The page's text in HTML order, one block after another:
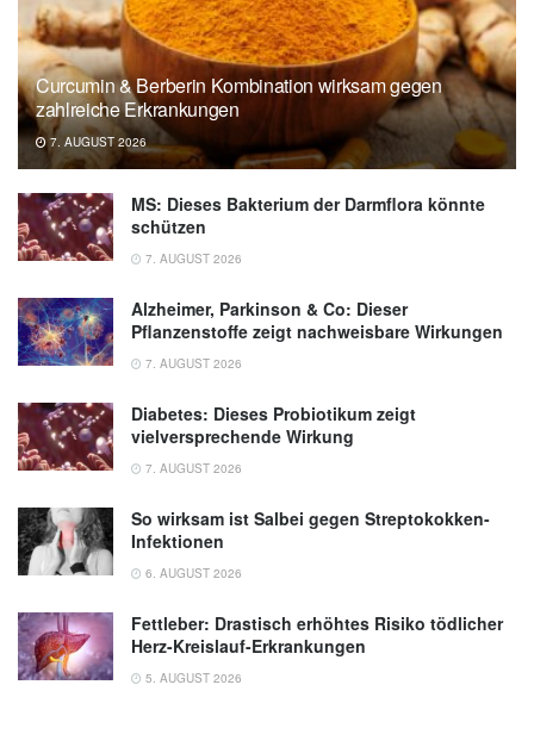
Curcumin & Berberin Kombination wirksam gegen
zahlreiche Erkrankungen
7. AUGUST 2026
MS: Dieses Bakterium der Darmflora könnte
schützen
7. AUGUST 2026
Alzheimer, Parkinson & Co: Dieser
Pflanzenstoffe zeigt nachweisbare Wirkungen
7. AUGUST 2026
Diabetes: Dieses Probiotikum zeigt
vielversprechende Wirkung
7. AUGUST 2026
So wirksam ist Salbei gegen Streptokokken-
Infektionen
6. AUGUST 2026
Fettleber: Drastisch erhöhtes Risiko tödlicher
Herz-Kreislauf-Erkrankungen
5. AUGUST 2026